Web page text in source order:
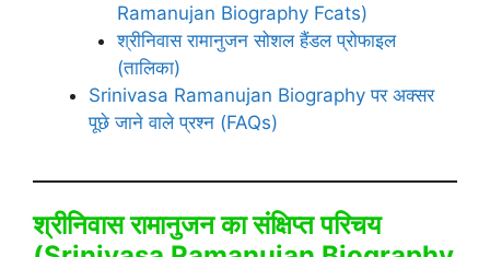
Ramanujan Biography Fcats)
श्रीनिवास रामानुजन सोशल हैंडल प्रोफाइल
(तालिका)
Srinivasa Ramanujan Biography पर अक्सर
पूछे जाने वाले प्रश्न (FAQs)
श्रीनिवास रामानुजन का संक्षिप्त परिचय